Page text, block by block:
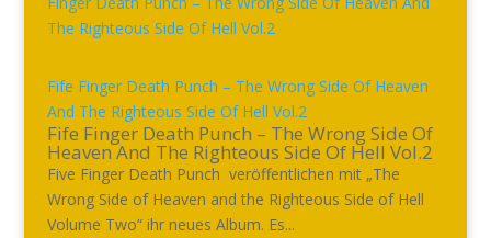
Fife Finger Death Punch – The Wrong Side Of Heaven
And The Righteous Side Of Hell Vol.2
Fife Finger Death Punch – The Wrong Side Of
Heaven And The Righteous Side Of Hell Vol.2
Five Finger Death Punch veröffentlichen mit „The
Wrong Side of Heaven and the Righteous Side of Hell
Volume Two“ ihr neues Album. Es...